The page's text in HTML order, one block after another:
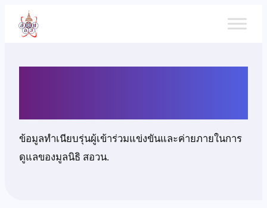
เนื้อหา
ข้อมูลทำเนียบรุ่นผู้เข้าร่วมแข่งขันและค่ายภายในการ
ดูแลของมูลนิธิ สอวน.